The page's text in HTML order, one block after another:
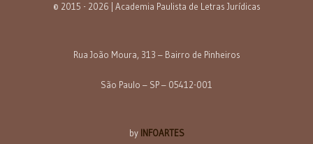
© 2015 - 2026 | Academia Paulista de Letras Jurídicas
Rua João Moura, 313 – Bairro de Pinheiros
São Paulo – SP – 05412-001
by INFOARTES